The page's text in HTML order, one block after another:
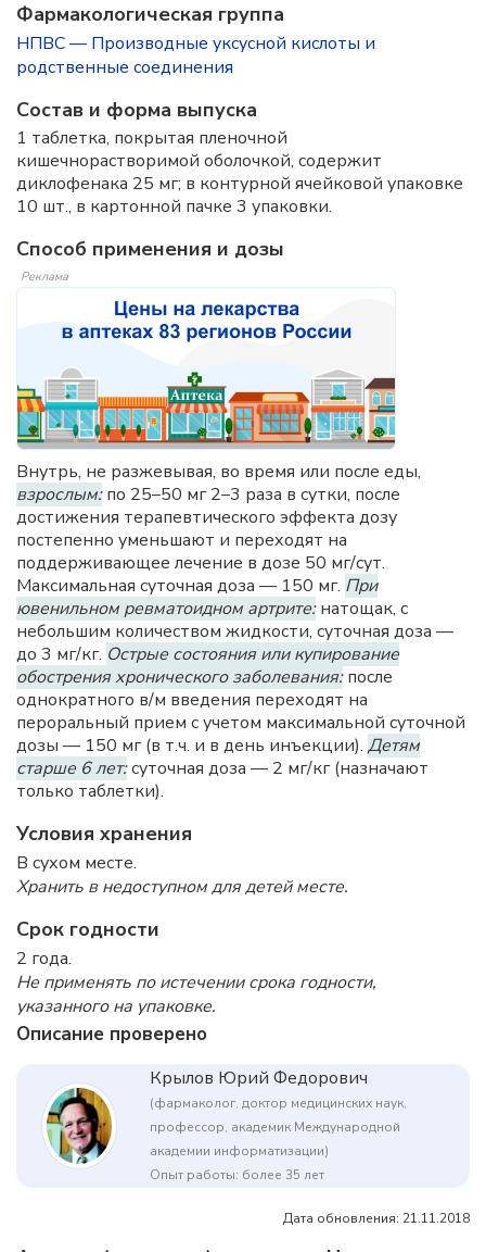
Фармакологическая группа
НПВС — Производные уксусной кислоты и
родственные соединения
Состав и форма выпускa
1 таблетка, покрытая пленочной
кишечнорастворимой оболочкой, содержит
диклофенака 25 мг; в контурной ячейковой упаковке
10 шт., в картонной пачке 3 упаковки.
Способ применения и дозы
Реклама
Внутрь, не разжевывая, во время или после еды,
взрослым:по 25–50 мг 2–3 раза в сутки, после
достижения терапевтического эффекта дозу
постепенно уменьшают и переходят на
поддерживающее лечение в дозе 50 мг/сут.
Максимальная суточная доза — 150 мг. При
ювенильном ревматоидном артрите:натощак, с
небольшим количеством жидкости, суточная доза —
до 3 мг/кг. Острые состояния или купирование
обострения хронического заболевания:после
однократного в/м введения переходят на
пероральный прием с учетом максимальной суточной
дозы — 150 мг (в т.ч. и в день инъекции). Детям
старше 6 лет:суточная доза — 2 мг/кг (назначают
только таблетки).
Условия хранения
В сухом месте.
Хранить в недоступном для детей месте.
Срок годности
2 года.
Не применять по истечении срока годности,
указанного на упаковке.
Описание проверено
Крылов Юрий Федорович
(фармаколог, доктор медицинских наук,
профессор, академик Международной
академии информатизации)
Опыт работы: более 35 лет
Дата обновления: 21.11.2018